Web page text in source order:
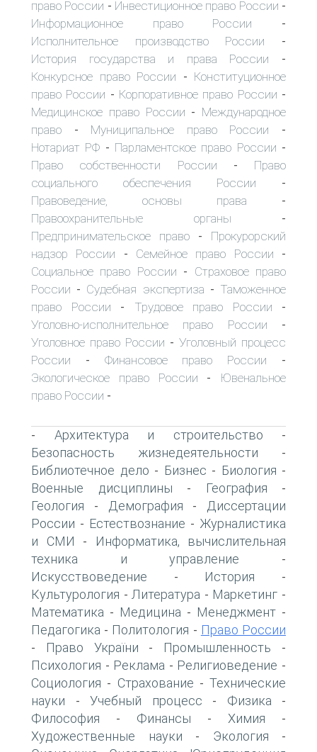
право России - Инвестиционное право России -
Информационное право России -
Исполнительное производство России -
История государства и права России -
Конкурсное право России - Конституционное
право России - Корпоративное право России -
Медицинское право России - Международное
право - Муниципальное право России -
Нотариат РФ - Парламентское право России -
Право собственности России - Право
социального обеспечения России -
Правоведение, основы права -
Правоохранительные органы -
Предпринимательское право - Прокурорский
надзор России - Семейное право России -
Социальное право России - Страховое право
России - Судебная экспертиза - Таможенное
право России - Трудовое право России -
Уголовно-исполнительное право России -
Уголовное право России - Уголовный процесс
России - Финансовое право России -
Экологическое право России -
Ювенальное
право России -
- Архитектура и строительство -
Безопасность жизнедеятельности -
Библиотечное дело - Бизнес - Биология -
Военные дисциплины - География -
Геология - Демография -
Диссертации
России - Естествознание - Журналистика
и СМИ -
Информатика, вычислительная
техника и управление -
Искусствоведение - История -
Культурология - Литература - Маркетинг -
Математика - Медицина - Менеджмент -
Педагогика - Политология - Право России
- Право України - Промышленность -
Психология - Реклама - Религиоведение -
Социология - Страхование - Технические
науки - Учебный процесс - Физика -
Философия - Финансы - Химия -
Художественные науки - Экология -